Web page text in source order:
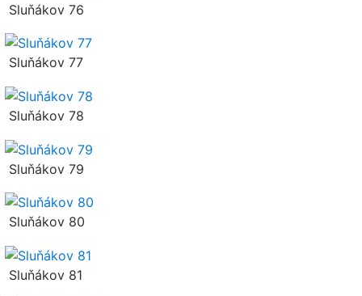
Sluňákov 76
Sluňákov 77
Sluňákov 78
Sluňákov 79
Sluňákov 80
Sluňákov 81